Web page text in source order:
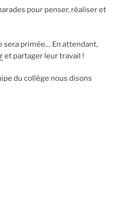
pour penser, réaliser et
sera primée… En attendant,
et partager leur travail !
du collège nous disons